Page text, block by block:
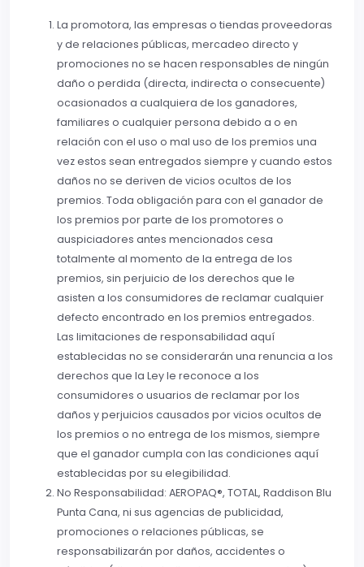
La promotora, las empresas o tiendas proveedoras
y de relaciones públicas, mercadeo directo y
promociones no se hacen responsables de ningún
daño o perdida (directa, indirecta o consecuente)
ocasionados a cualquiera de los ganadores,
familiares o cualquier persona debido a o en
relación con el uso o mal uso de los premios una
vez estos sean entregados siempre y cuando estos
daños no se deriven de vicios ocultos de los
premios. Toda obligación para con el ganador de
los premios por parte de los promotores o
auspiciadores antes mencionados cesa
totalmente al momento de la entrega de los
premios, sin perjuicio de los derechos que le
asisten a los consumidores de reclamar cualquier
defecto encontrado en los premios entregados.
Las limitaciones de responsabilidad aquí
establecidas no se considerarán una renuncia a los
derechos que la Ley le reconoce a los
consumidores o usuarios de reclamar por los
daños y perjuicios causados por vicios ocultos de
los premios o no entrega de los mismos, siempre
que el ganador cumpla con las condiciones aquí
establecidas por su elegibilidad.
No Responsabilidad: AEROPAQ®, TOTAL, Raddison Blu
Punta Cana, ni sus agencias de publicidad,
promociones o relaciones públicas, se
responsabilizarán por daños, accidentes o